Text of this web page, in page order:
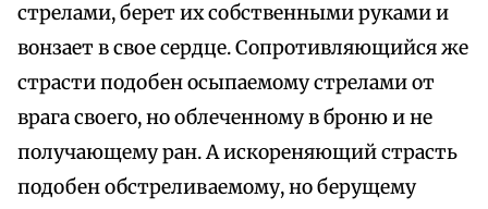
стрелами, берет их собственными руками и
вонзает в свое сердце. Сопротивляющийся же
страсти подобен осыпаемому стрелами от
врага своего, но облеченному в броню и не
получающему ран. А искореняющий страсть
подобен обстреливаемому, но берущему